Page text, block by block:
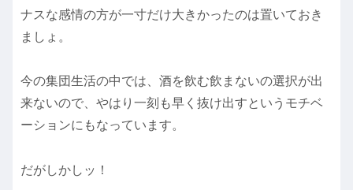
ナスな感情の方が一寸だけ大きかったのは置いておき
ましょ。
今の集団生活の中では、酒を飲む飲まないの選択が出
来ないので、やはり一刻も早く抜け出すというモチベ
ーションにもなっています。
だがしかしッ！